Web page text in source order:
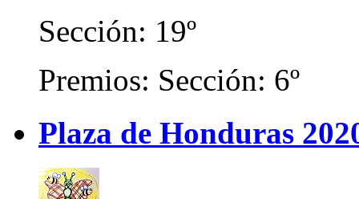
Sección: 19º
Premios: Sección: 6º
Plaza de Honduras